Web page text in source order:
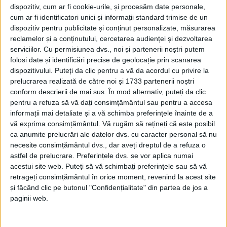
dispozitiv, cum ar fi cookie-urile, și procesăm date personale,
cum ar fi identificatori unici și informații standard trimise de un
dispozitiv pentru publicitate și conținut personalizate, măsurarea
reclamelor și a conținutului, cercetarea audienței și dezvoltarea
serviciilor. Cu permisiunea dvs., noi și partenerii noștri putem
folosi date și identificări precise de geolocație prin scanarea
dispozitivului. Puteți da clic pentru a vă da acordul cu privire la
prelucrarea realizată de către noi și 1733 partenerii noștri
conform descrierii de mai sus. În mod alternativ, puteți da clic
pentru a refuza să vă dați consimțământul sau pentru a accesa
informații mai detaliate și a vă schimba preferințele înainte de a
vă exprima consimțământul. Vă rugăm să rețineți că este posibil
ca anumite prelucrări ale datelor dvs. cu caracter personal să nu
necesite consimțământul dvs., dar aveți dreptul de a refuza o
astfel de prelucrare. Preferințele dvs. se vor aplica numai
acestui site web. Puteți să vă schimbați preferințele sau să vă
retrageți consimțământul în orice moment, revenind la acest site
și făcând clic pe butonul "Confidențialitate" din partea de jos a
paginii web.
poate mai apăsat ca de obicei, lucruri pe care ar
trebui să le spunem mult mai des femeilor din viața
noastră. La mulți ani tuturor doamnelor și
domnișoarelor! O primăvară frumoasă cu soare și
multe flori!”. Pe pagina Primăriei, viceprimarul Dan
Ioan Cușnir a transmis un mesaj în care… De fapt, nu
viceprimarul, ci viceprimăruțul, din moment ce
acesta a scris: ”Mulți anișori, frumoși și sănătoși,
Doamnelor și Domnișoarelor, plus o mică istorie a
acestei zile speciale”. După care a scris care-i treaba
cu Ziua de 8 Martie.
În schimb, prefectul de Suceava, Traian
Andronachi, a transmis pe grupul de presă următorul
mesaj: ”La mulţi ani, doamnelor și domnișoarelor din
mass-media! Vă mulțumim pentru răbdarea, grija și